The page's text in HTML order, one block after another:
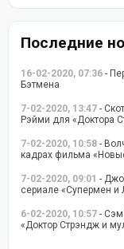
Последние
16-02-2020, 07:36 -
Бэтмена
7-02-2020, 13:47 -
Рэйми для «Доктора
7-02-2020, 10:58 -
кадрах фильма
7-02-2020, 09:01 -
сериале «Супермен и
6-02-2020, 10:57 -
«Доктор Стрэндж и